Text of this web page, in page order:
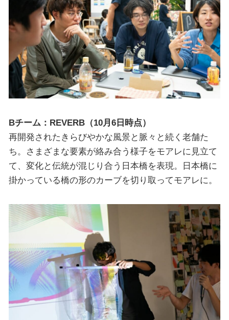
Bチーム：REVERB（10月6日時点）
再開発されたきらびやかな風景と脈々と続く老舗た
ち。さまざまな要素が絡み合う様子をモアレに見立て
て、変化と伝統が混じり合う日本橋を表現。日本橋に
掛かっている橋の形のカーブを切り取ってモアレに。